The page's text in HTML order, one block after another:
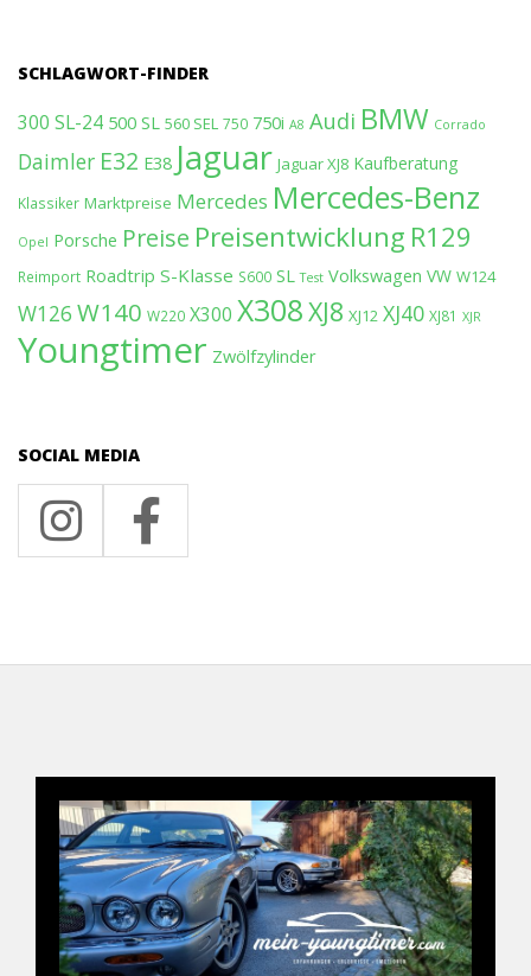
SCHLAGWORT-FINDER
300 SL-24 500 SL 560 SEL 750 750i A8 Audi BMW Corrado
Daimler E32 E38 Jaguar Jaguar XJ8 Kaufberatung
Klassiker Marktpreise Mercedes Mercedes-Benz
Opel Porsche Preise Preisentwicklung R129
Reimport Roadtrip S-Klasse S600 SL Test Volkswagen VW W124
W126 W140 W220 X300 X308XJ8 XJ12 XJ40 XJ81 XJR
Youngtimer Zwölfzylinder
SOCIAL MEDIA